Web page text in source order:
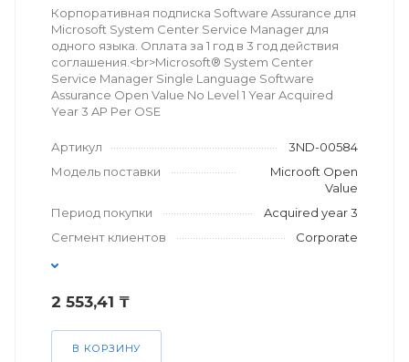
Корпоративная подписка Software Assurance для
Microsoft System Center Service Manager для
одного языка. Оплата за 1 год в 3 год действия
соглашения.<br>Microsoft® System Center
Service Manager Single Language Software
Assurance Open Value No Level 1 Year Acquired
Year 3 AP Per OSE
Артикул
3ND-00584
Модель поставки
Microoft Open
Value
Период покупки
Acquired year 3
Сегмент клиентов
Corporate
2 553,41 ₸
В КОРЗИНУ